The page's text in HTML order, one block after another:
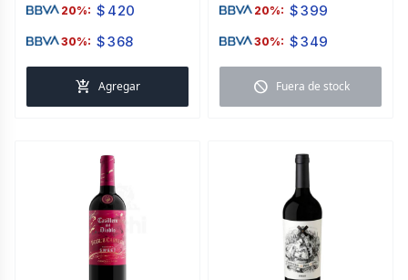
20%: $ 420
30%: $368
add_shopping_cart Agregar
20%: $399
30%: $349
block Fuera de stock